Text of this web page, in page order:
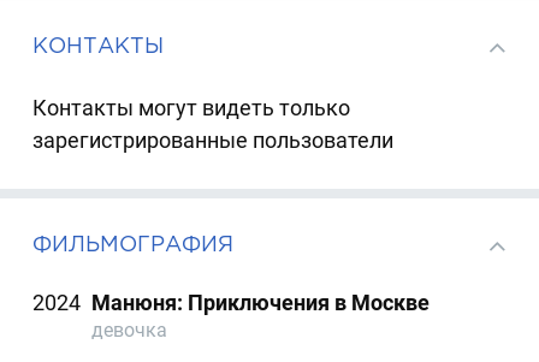
КОНТАКТЫ
Контакты могут видеть только
зарегистрированные пользователи
ФИЛЬМОГРАФИЯ
2024 Манюня: Приключения в Москве
девочка